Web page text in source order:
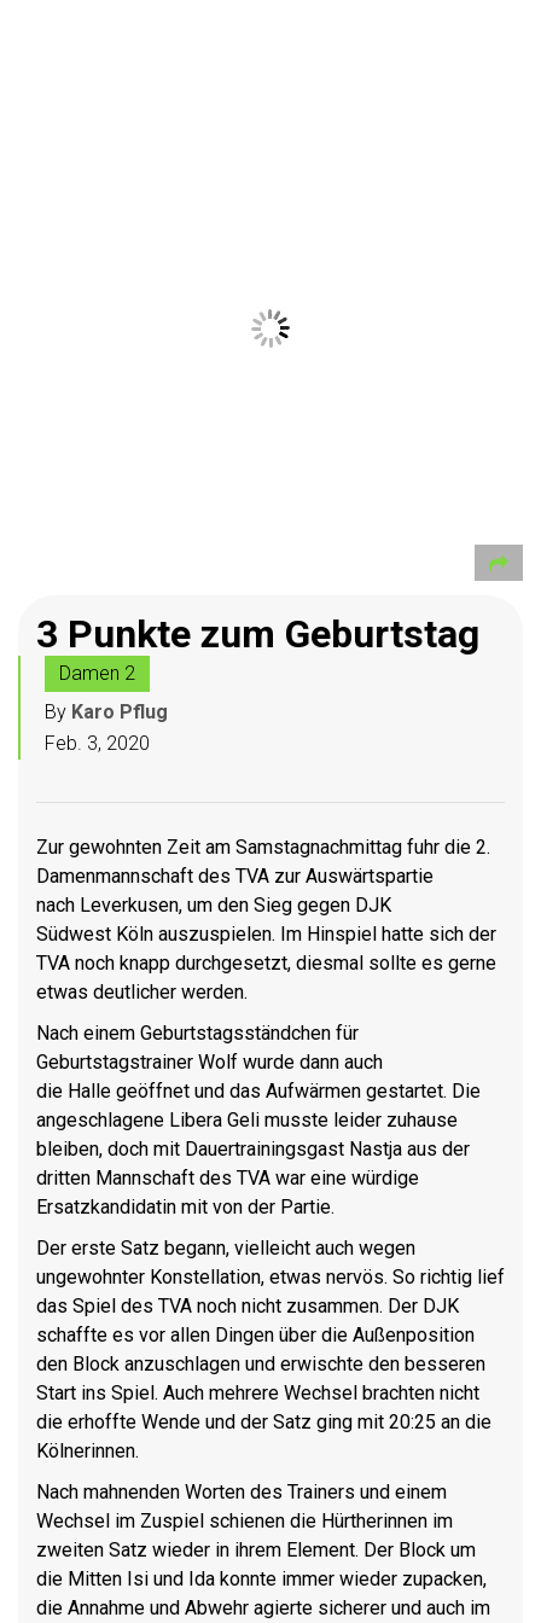
3 Punkte zum Geburtstag
Damen 2
By Karo Pflug
Feb. 3, 2020
Zur gewohnten Zeit am Samstagnachmittag fuhr die 2.
Damenmannschaft des TVA zur Auswärtspartie
nach Leverkusen, um den Sieg gegen DJK
Südwest Köln auszuspielen. Im Hinspiel hatte sich der
TVA noch knapp durchgesetzt, diesmal sollte es gerne
etwas deutlicher werden.
Nach einem Geburtstagsständchen für
Geburtstagstrainer Wolf wurde dann auch
die Halle geöffnet und das Aufwärmen gestartet. Die
angeschlagene Libera Geli musste leider zuhause
bleiben, doch mit Dauertrainingsgast Nastja aus der
dritten Mannschaft des TVA war eine würdige
Ersatzkandidatin mit von der Partie.
Der erste Satz begann, vielleicht auch wegen
ungewohnter Konstellation, etwas nervös. So richtig lief
das Spiel des TVA noch nicht zusammen. Der DJK
schaffte es vor allen Dingen über die Außenposition
den Block anzuschlagen und erwischte den besseren
Start ins Spiel. Auch mehrere Wechsel brachten nicht
die erhoffte Wende und der Satz ging mit 20:25 an die
Kölnerinnen.
Nach mahnenden Worten des Trainers und einem
Wechsel im Zuspiel schienen die Hürtherinnen im
zweiten Satz wieder in ihrem Element. Der Block um
die Mitten Isi und Ida konnte immer wieder zupacken,
die Annahme und Abwehr agierte sicherer und auch im